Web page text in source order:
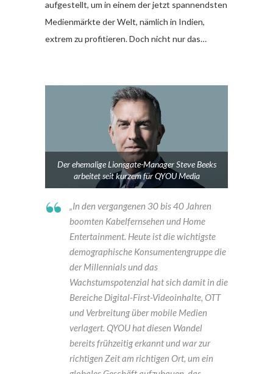
aufgestellt, um in einem der jetzt spannendsten
Medienmärkte der Welt, nämlich in Indien,
extrem zu profitieren. Doch nicht nur das…
Der ehemalige Lionsgate-Manager Steve Beeks
arbeitet seit kurzem für QYOU Media
„In den vergangenen 30 bis 40 Jahren
boomten Kabelfernsehen und Home
Entertainment. Heute ist die wichtigste
demographische Konsumentengruppe die
der Millennials und das
Wachstumspotenzial hat sich damit in die
Bereiche Digital-First-Videoinhalte, OTT
und Verbreitung über mobile Medien
verlagert. QYOU hat diesen Wandel
bereits frühzeitig erkannt und war zur
richtigen Zeit am richtigen Ort, um ein